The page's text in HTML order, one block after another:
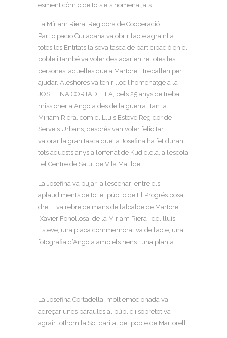
esment còmic de tots els homenatjats.
La Míriam Riera, Regidora de Cooperació i
Participació Ciutadana va obrir l’acte agraint a
totes les Entitats la seva tasca de participació en el
poble i també va voler destacar entre totes les
persones, aquelles que a Martorell treballen per
ajudar. Aleshores va tenir lloc l’homenatge a la
JOSEFINA CORTADELLA, pels 25 anys de treball
missioner a Angola des de la guerra. Tan la
Miriam Riera, com el Lluís Esteve Regidor de
Serveis Urbans, després van voler felicitar i
valorar la gran tasca que la Josefina ha fet durant
tots aquests anys a l’orfenat de Kudielela, a l’escola
i el Centre de Salut de Vila Matilde.
La Josefina va pujar a l’escenari entre els
aplaudiments de tot el públic de El Progrés posat
dret, i va rebre de mans de l’alcalde de Martorell,
Xavier Fonollosa, de la Míriam Riera i del lluís
Esteve, una placa commemorativa de l’acte, una
fotografia d’Angola amb els nens i una planta.
La Josefina Cortadella, molt emocionada va
adreçar unes paraules al públic i sobretot va
agrair tothom la Solidaritat del poble de Martorell.